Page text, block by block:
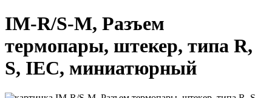
IM-R/S-M, Разъем
термопары, штекер, типа R,
S, IEC, миниатюрный